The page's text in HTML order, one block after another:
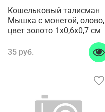
Кошельковый талисман
Мышка с монетой, олово,
цвет золото 1х0,6х0,7 см
35 руб.